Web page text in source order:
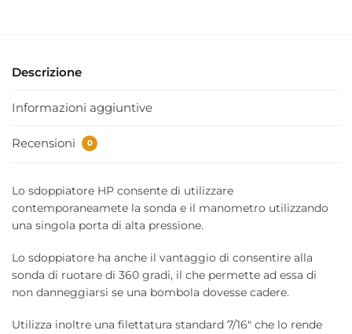
Descrizione
Informazioni aggiuntive
Recensioni 0
Lo sdoppiatore HP consente di utilizzare
contemporaneamete la sonda e il manometro utilizzando
una singola porta di alta pressione.
Lo sdoppiatore ha anche il vantaggio di consentire alla
sonda di ruotare di 360 gradi, il che permette ad essa di
non danneggiarsi se una bombola dovesse cadere.
Utilizza inoltre una filettatura standard 7/16″ che lo rende